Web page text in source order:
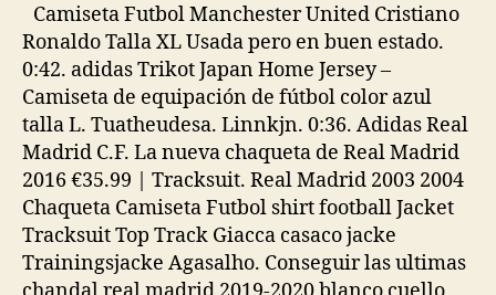
Camiseta Futbol Manchester United Cristiano
Ronaldo Talla XL Usada pero en buen estado.
0:42. adidas Trikot Japan Home Jersey –
Camiseta de equipación de fútbol color azul
talla L. Tuatheudesa. Linnkjn. 0:36. Adidas Real
Madrid C.F. La nueva chaqueta de Real Madrid
2016 €35.99 | Tracksuit. Real Madrid 2003 2004
Chaqueta Camiseta Futbol shirt football Jacket
Tracksuit Top Track Giacca casaco jacke
Trainingsjacke Agasalho. Conseguir las ultimas